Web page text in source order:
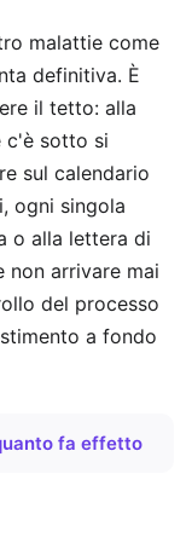
malattie come
definitiva. È
il tetto: alla
c'è sotto si
sul calendario
ogni singola
o alla lettera di
non arrivare mai
del processo
a fondo
fa effetto